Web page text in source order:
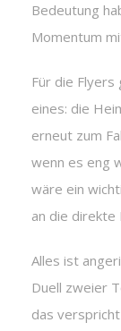
Bedeutung
Momentum
Für die
eines: die
erneut zum
wenn es eng
wäre ein
an die direkte
Alles ist
Duell zweier
das